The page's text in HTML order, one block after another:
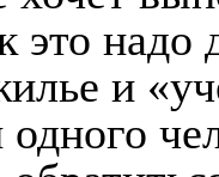
это
и